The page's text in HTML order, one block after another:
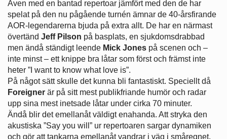
Även med en bantad repertoar jämfört med den de har
spelat på den nu pågående turnén ämnar de 40-årsfirande
AOR-legendarerna bjuda på extra allt. De har en närmast
övertänd Jeff Pilson på basplats, en sjukdomsdrabbad
men ändå ständigt leende Mick Jones på scenen och –
inte minst – ett knippe bra låtar som först och främst inte
heter ”I want to know what love is”.
På något sätt skulle det kunna bli fantastiskt. Speciellt då
Foreigner är på sitt mest publikfriande humör och radar
upp sina mest inetsade låtar under cirka 70 minuter.
Ändå blir det emellanåt väldigt enahanda. Att stryka den
akustiska ”Say you will” ur repertoaren sargar dynamiken
och gör att tankarna emellanåt vandrar i väg i småregnet.